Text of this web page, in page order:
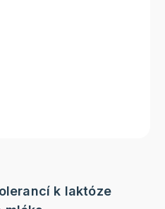
k laktóze